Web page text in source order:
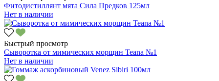
Фитодистиллянт мята Сила Предков 125мл
Нет в наличии
Быстрый просмотр
Сыворотка от мимических морщин Teana №1
Нет в наличии